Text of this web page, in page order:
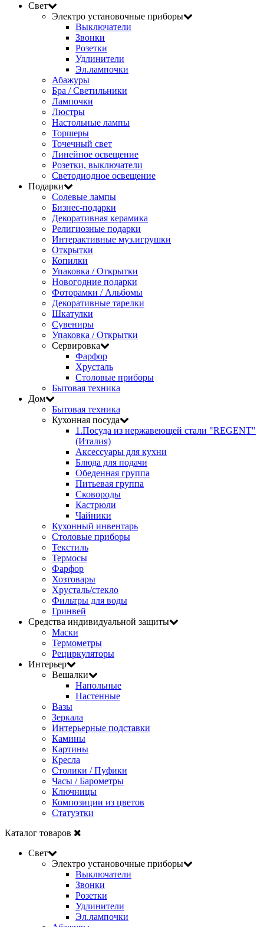
Свет
Электро установочные приборы
Выключатели
Звонки
Розетки
Удлинители
Эл.лампочки
Абажуры
Бра / Светильники
Лампочки
Люстры
Настольные лампы
Торшеры
Точечный свет
Линейное освещение
Розетки, выключатели
Светодиодное освещение
Подарки
Солевые лампы
Бизнес-подарки
Декоративная керамика
Религиозные подарки
Интерактивные муз.игрушки
Открытки
Копилки
Упаковка / Открытки
Новогодние подарки
Фоторамки / Альбомы
Декоративные тарелки
Шкатулки
Сувениры
Упаковка / Открытки
Сервировка
Фарфор
Хрусталь
Столовые приборы
Бытовая техника
Дом
Бытовая техника
Кухонная посуда
1.Посуда из нержавеющей стали "REGENT"
(Италия)
Аксессуары для кухни
Блюда для подачи
Обеденная группа
Питьевая группа
Сковороды
Кастрюли
Чайники
Кухонный инвентарь
Столовые приборы
Текстиль
Термосы
Фарфор
Хозтовары
Хрусталь/стекло
Фильтры для воды
Гринвей
Средства индивидуальной защиты
Маски
Термометры
Рециркуляторы
Интерьер
Вешалки
Напольные
Настенные
Вазы
Зеркала
Интерьерные подставки
Камины
Картины
Кресла
Столики / Пуфики
Часы / Барометры
Ключницы
Композиции из цветов
Статуэтки
Каталог товаров
Свет
Электро установочные приборы
Выключатели
Звонки
Розетки
Удлинители
Эл.лампочки